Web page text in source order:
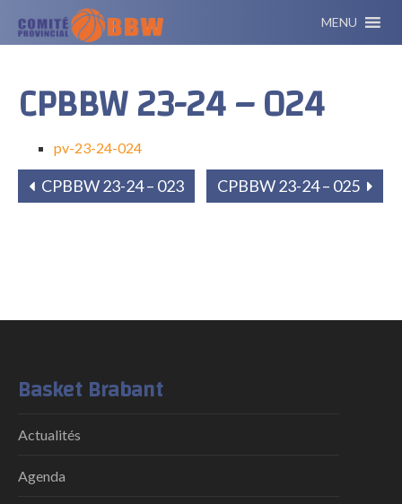
MENU
CPBBW 23-24 – 024
pv-23-24-024
CPBBW 23-24 – 023 CPBBW 23-24 – 025
Basket Brabant
Actualités
Agenda